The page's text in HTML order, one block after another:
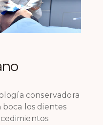
conservadora
los dientes